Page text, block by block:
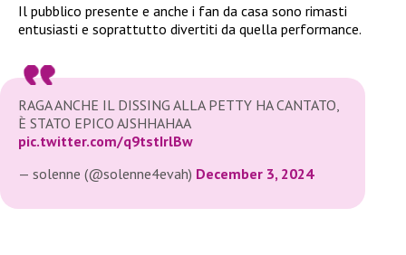
Il pubblico presente e anche i fan da casa sono rimasti
entusiasti e soprattutto divertiti da quella performance.
RAGA ANCHE IL DISSING ALLA PETTY HA CANTATO,
È STATO EPICO AJSHHAHAA
pic.twitter.com/q9tstIrlBw
— solenne (@solenne4evah) December 3, 2024